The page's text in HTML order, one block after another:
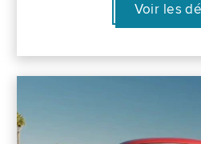
Voir les